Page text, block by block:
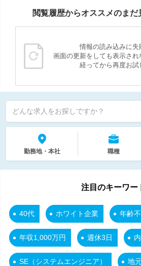
閲覧履歴からオススメのまだ
情報の読み込みに失
画面の更新をしても表示され
経ってから再度お試
どんな求人をお探しですか？
勤務地・本社 職種
注目のキーワー
40代 ホワイト企業 年齢
年収1,000万円 週休3日
SE（システムエンジニア） 地